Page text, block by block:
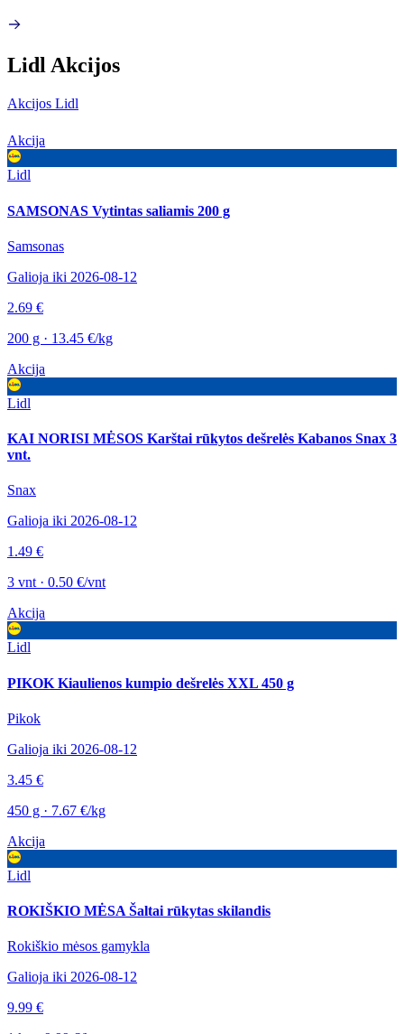
Lidl Akcijos
Akcijos Lidl
Akcija
Lidl
SAMSONAS Vytintas saliamis 200 g
Samsonas
Galioja iki 2026-08-12
2.69 €
200 g · 13.45 €/kg
Akcija
Lidl
KAI NORISI MĖSOS Karštai rūkytos dešrelės Kabanos Snax 3
vnt.
Snax
Galioja iki 2026-08-12
1.49 €
3 vnt · 0.50 €/vnt
Akcija
Lidl
PIKOK Kiaulienos kumpio dešrelės XXL 450 g
Pikok
Galioja iki 2026-08-12
3.45 €
450 g · 7.67 €/kg
Akcija
Lidl
ROKIŠKIO MĖSA Šaltai rūkytas skilandis
Rokiškio mėsos gamykla
Galioja iki 2026-08-12
9.99 €